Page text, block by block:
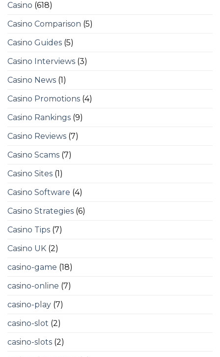
Casino (618)
Casino Comparison (5)
Casino Guides (5)
Casino Interviews (3)
Casino News (1)
Casino Promotions (4)
Casino Rankings (9)
Casino Reviews (7)
Casino Scams (7)
Casino Sites (1)
Casino Software (4)
Casino Strategies (6)
Casino Tips (7)
Casino UK (2)
casino-game (18)
casino-online (7)
casino-play (7)
casino-slot (2)
casino-slots (2)